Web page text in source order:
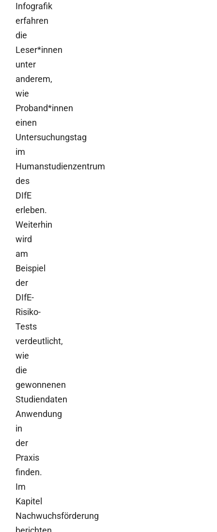
Infografik
erfahren
die
Leser*innen
unter
anderem,
wie
Proband*innen
einen
Untersuchungstag
im
Humanstudienzentrum
des
DIfE
erleben.
Weiterhin
wird
am
Beispiel
der
DIfE-
Risiko-
Tests
verdeutlicht,
wie
die
gewonnenen
Studiendaten
Anwendung
in
der
Praxis
finden.
Im
Kapitel
Nachwuchsförderung